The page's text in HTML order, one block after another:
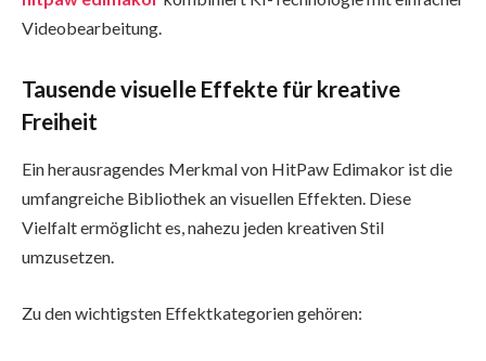
Videobearbeitung.
Tausende visuelle Effekte für kreative
Freiheit
Ein herausragendes Merkmal von HitPaw Edimakor ist die
umfangreiche Bibliothek an visuellen Effekten. Diese
Vielfalt ermöglicht es, nahezu jeden kreativen Stil
umzusetzen.
Zu den wichtigsten Effektkategorien gehören: